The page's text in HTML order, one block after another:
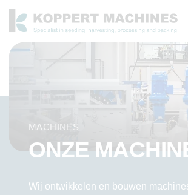
MACHINES
ONZE
Wij ontwikkelen en bouwen